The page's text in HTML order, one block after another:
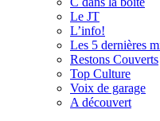
Le JT
L’info!
Les 5 dernières
Restons Couverts
Top Culture
Voix de garage
A découvert